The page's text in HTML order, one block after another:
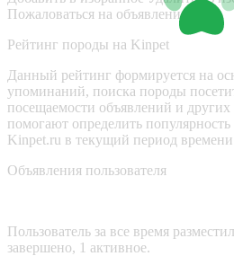
Пожаловаться на объявление
Рейтинг породы на Kinpet
Данный рейтинг формируется на
упоминаний, поиска породы
посещаемости объявлений и других
помогают определить
Kinpet.ru в текущий период
Объявления пользователя
Пользователь за все время
завершено, 1 активное.